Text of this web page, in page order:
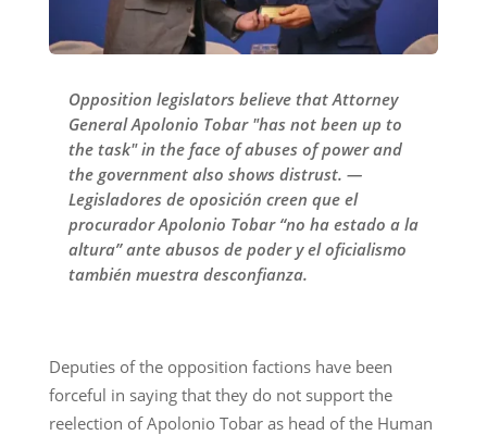
Opposition legislators believe that Attorney
General Apolonio Tobar "has not been up to
the task" in the face of abuses of power and
the government also shows distrust. —
Legisladores de oposición creen que el
procurador Apolonio Tobar “no ha estado a la
altura” ante abusos de poder y el oficialismo
también muestra desconfianza.
Deputies of the opposition factions have been
forceful in saying that they do not support the
reelection of Apolonio Tobar as head of the Human